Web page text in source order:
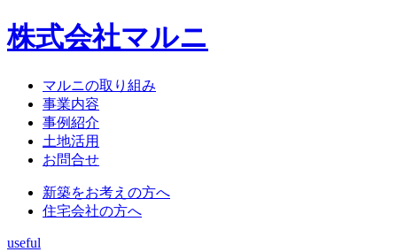
株式会社マルニ
マルニの取り組み
事業内容
事例紹介
土地活用
お問合せ
新築をお考えの方へ
住宅会社の方へ
useful